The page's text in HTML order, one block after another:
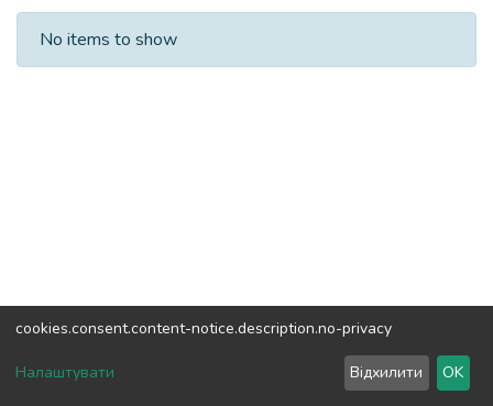
Recent Submissions
No items to show
DSpace software copyright © 2002-2026LYRASIS
Send Feedback
cookies.consent.content-notice.description.no-privacy
Налаштувати Відхилити OK